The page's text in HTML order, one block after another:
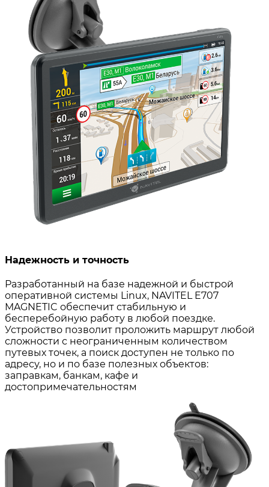
Надежность и точность
Разработанный на базе надежной и быстрой
оперативной системы Linux, NAVITEL E707
MAGNETIC обеспечит стабильную и
бесперебойную работу в любой поездке.
Устройство позволит проложить маршрут любой
сложности с неограниченным количеством
путевых точек, а поиск доступен не только по
адресу, но и по базе полезных объектов:
заправкам, банкам, кафе и
достопримечательностям